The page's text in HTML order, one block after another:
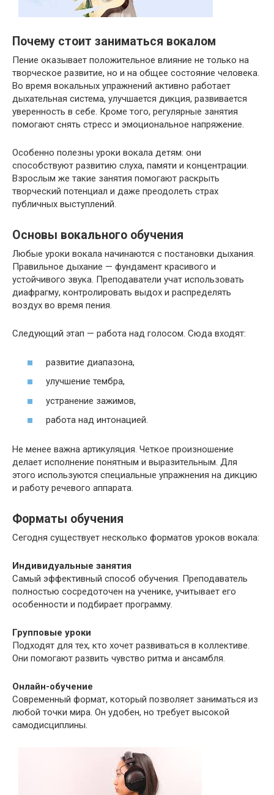
Почему стоит заниматься вокалом
Пение оказывает положительное влияние не только на
творческое развитие, но и на общее состояние человека.
Во время вокальных упражнений активно работает
дыхательная система, улучшается дикция, развивается
уверенность в себе. Кроме того, регулярные занятия
помогают снять стресс и эмоциональное напряжение.
Особенно полезны уроки вокала детям: они
способствуют развитию слуха, памяти и концентрации.
Взрослым же такие занятия помогают раскрыть
творческий потенциал и даже преодолеть страх
публичных выступлений.
Основы вокального обучения
Любые уроки вокала начинаются с постановки дыхания.
Правильное дыхание — фундамент красивого и
устойчивого звука. Преподаватели учат использовать
диафрагму, контролировать выдох и распределять
воздух во время пения.
Следующий этап — работа над голосом. Сюда входят:
развитие диапазона,
улучшение тембра,
устранение зажимов,
работа над интонацией.
Не менее важна артикуляция. Четкое произношение
делает исполнение понятным и выразительным. Для
этого используются специальные упражнения на дикцию
и работу речевого аппарата.
Форматы обучения
Сегодня существует несколько форматов уроков вокала:
Индивидуальные занятия
Самый эффективный способ обучения. Преподаватель
полностью сосредоточен на ученике, учитывает его
особенности и подбирает программу.
Групповые уроки
Подходят для тех, кто хочет развиваться в коллективе.
Они помогают развить чувство ритма и ансамбля.
Онлайн-обучение
Современный формат, который позволяет заниматься из
любой точки мира. Он удобен, но требует высокой
самодисциплины.